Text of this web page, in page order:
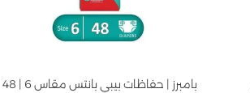
بامبرز | حفاظات بيبي بانتس مقاس 6 | 48